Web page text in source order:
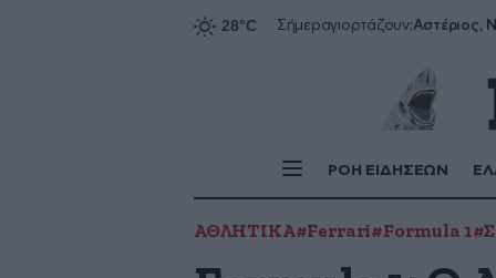
Σήμεραγιορτάζουν:Αστέριος,
ΡΟΗ ΕΙΔΗΣΕΩΝ
ΑΘΛΗΤΙΚΑ#Ferrari#Formula 1